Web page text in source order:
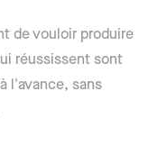
de vouloir produire
réussissent sont
l'avance, sans